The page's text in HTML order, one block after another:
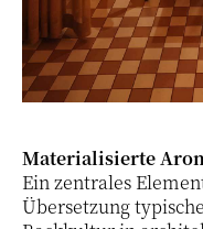
Materialisierte
Ein zentrales
Übersetzung